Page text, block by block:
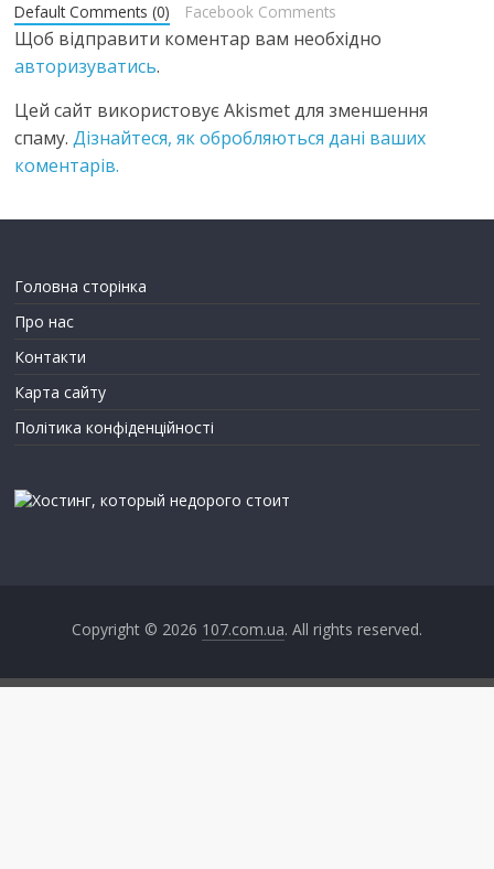
Default Comments (0) Facebook Comments
Щоб відправити коментар вам необхідно
авторизуватись.
Цей сайт використовує Akismet для зменшення
спаму.Дізнайтеся, як обробляються дані ваших
коментарів.
Головна сторінка
Про нас
Контакти
Карта сайту
Політика конфіденційності
Copyright © 2026 107.com.ua. All rights reserved.